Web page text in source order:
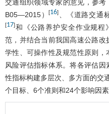
交通组织领域专家的意见，参
B05—2015）[16] 、《道路交通
[17]和《公路养护安全作业规程
范，并结合当前我国高速公路
学性、可操作性及规范性原则
风险评估指标体系。将各评估
性指标构建多层次、多方面的交
个目标、6个准则和24个影响因